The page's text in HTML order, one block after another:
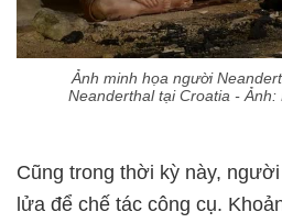
Ảnh minh họa người
Neanderthal tại Croatia - Ảnh:
Cũng trong thời kỳ này,
lửa để chế tác công cụ.